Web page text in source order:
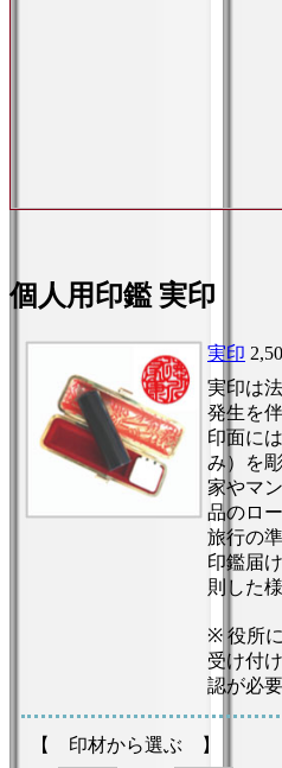
個人用印鑑 実印
実印
実印は
発生を
印面に
み）を
家やマ
品のロ
旅行の
印鑑届
則した
※ 役所
受け付
認が必要
【 印材から選ぶ 】